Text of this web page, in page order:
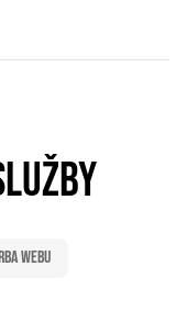
webu